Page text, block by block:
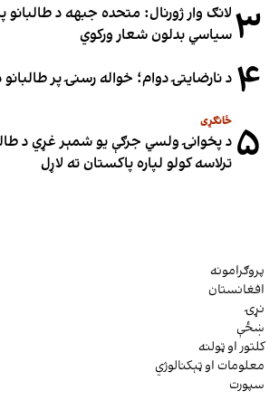
۳ لانګ وار ژورنال: متحده جبهه د
سیاسي بدلون شعار ورکوي
۴ د نارضایتۍ دوام؛ خواله رسنۍ پر طالبانو
۵ ځانګړی
د پخوانۍ ولسي جرګې یو شمېر غړي د
ترلاسه کولو لپاره پاکستان ته لاړل
پروګرامونه
افغانستان
نړۍ
ښځې
کلتور او ټولنه
معلومات او ټېکنالوژي
سپورت